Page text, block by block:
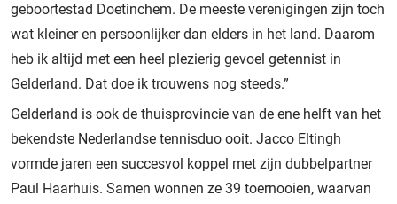
geboortestad Doetinchem. De meeste verenigingen zijn toch
wat kleiner en persoonlijker dan elders in het land. Daarom
heb ik altijd met een heel plezierig gevoel getennist in
Gelderland. Dat doe ik trouwens nog steeds.”
Gelderland is ook de thuisprovincie van de ene helft van het
bekendste Nederlandse tennisduo ooit. Jacco Eltingh
vormde jaren een succesvol koppel met zijn dubbelpartner
Paul Haarhuis. Samen wonnen ze 39 toernooien, waarvan